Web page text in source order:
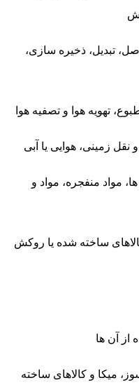
تبدیل، ذخیره ‌سازی،
تهویه هوا و تصفیه هوا
زمینی، هوایی یا آبی
مواد منفجره، مواد و
ساخته شده یا روکش
از آن ها
میکا و کالاهای ساخته